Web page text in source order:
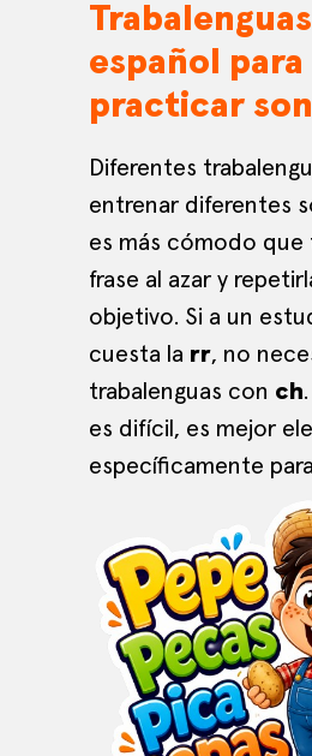
español para
practicar
Diferentes
entrenar diferentes
es más cómodo que
frase al azar y
objetivo. Si a un
cuesta la rr, no
trabalenguas con ch
es difícil, es mejor
específicamente